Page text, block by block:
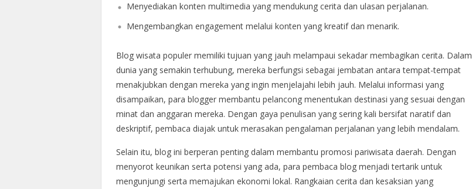
Menyediakan konten multimedia yang mendukung cerita dan ulasan perjalanan.
Mengembangkan engagement melalui konten yang kreatif dan menarik.
Blog wisata populer memiliki tujuan yang jauh melampaui sekadar membagikan cerita. Dalam
dunia yang semakin terhubung, mereka berfungsi sebagai jembatan antara tempat-tempat
menakjubkan dengan mereka yang ingin menjelajahi lebih jauh. Melalui informasi yang
disampaikan, para blogger membantu pelancong menentukan destinasi yang sesuai dengan
minat dan anggaran mereka. Dengan gaya penulisan yang sering kali bersifat naratif dan
deskriptif, pembaca diajak untuk merasakan pengalaman perjalanan yang lebih mendalam.
Selain itu, blog ini berperan penting dalam membantu promosi pariwisata daerah. Dengan
menyorot keunikan serta potensi yang ada, para pembaca blog menjadi tertarik untuk
mengunjungi serta memajukan ekonomi lokal. Rangkaian cerita dan kesaksian yang